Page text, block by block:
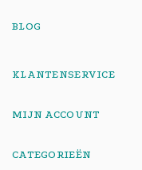
BLOG
KLANTENSERVICE
MIJN ACCOUNT
CATEGORIEËN